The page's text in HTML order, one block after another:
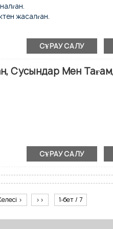
жасалған.
конденсатор.
сырғымалы есік.
жарықтандыру.
СҰРАУ САЛУ
Сусындар Мен
конденсатор.
СҰРАУ САЛУ
> >> 1-бет / 7